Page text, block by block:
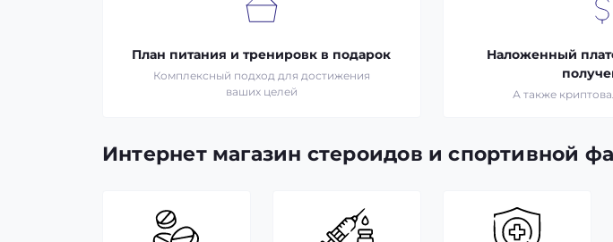
План питания и тренировк в подарок
Комплексный подход для достижения
ваших целей
Наложенный
А также
Интернет магазин стероидов и спортивной